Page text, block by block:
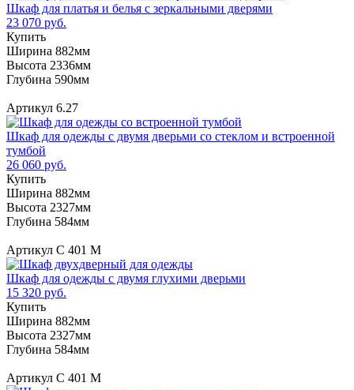
Шкаф для платья и белья с зеркальными дверями
23 070 руб.
Купить
Ширина 882мм
Высота 2336мм
Глубина 590мм
Артикул 6.27
Шкаф для одежды с двумя дверьми со стеклом и встроенной
тумбой
26 060 руб.
Купить
Ширина 882мм
Высота 2327мм
Глубина 584мм
Артикул С 401 М
Шкаф для одежды с двумя глухими дверьми
15 320 руб.
Купить
Ширина 882мм
Высота 2327мм
Глубина 584мм
Артикул С 401 М